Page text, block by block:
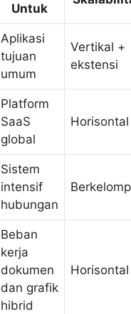
Untuk
Aplikasi
tujuan
umum
Vertikal +
ekstensi
Platform
SaaS
global
Horisontal
Sistem
intensif
hubungan
Beban
kerja
dokumen
dan grafik
hibrid
Horisontal